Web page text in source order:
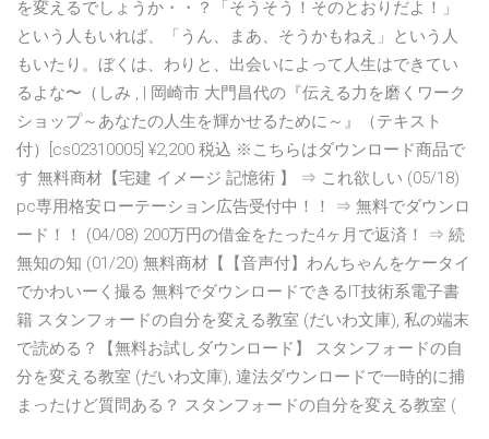
を変えるでしょうか・・？「そうそう！そのとおりだよ！」
という人もいれば、「うん、まあ、そうかもねえ」という人
もいたり。ぼくは、わりと、出会いによって人生はできてい
るよな〜（しみ , | 岡崎市 大門昌代の『伝える力を磨くワーク
ショップ～あなたの人生を輝かせるために～』（テキスト
付）[cs02310005] ¥2,200 税込 ※こちらはダウンロード商品で
す 無料商材【宅建 イメージ 記憶術 】 ⇒ これ欲しい (05/18)
pc専用格安ローテーション広告受付中！！ ⇒ 無料でダウンロ
ード！！ (04/08) 200万円の借金をたった4ヶ月で返済！ ⇒ 続
無知の知 (01/20) 無料商材【【音声付】わんちゃんをケータイ
でかわいーく撮る 無料でダウンロードできるIT技術系電子書
籍 スタンフォードの自分を変える教室 (だいわ文庫), 私の端末
で読める？【無料お試しダウンロード】 スタンフォードの自
分を変える教室 (だいわ文庫), 違法ダウンロードで一時的に捕
まったけど質問ある？ スタンフォードの自分を変える教室 (